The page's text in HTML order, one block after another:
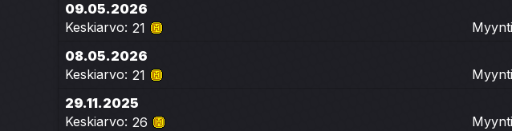
09.05.2026
Keskiarvo: 21
08.05.2026
Keskiarvo: 21
29.11.2025
Keskiarvo: 26